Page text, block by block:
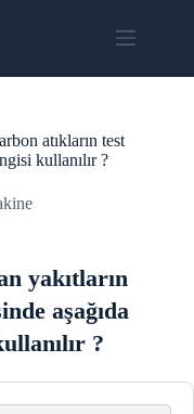
atıkların test
kullanılır ?
yakıtların
aşağıda
?